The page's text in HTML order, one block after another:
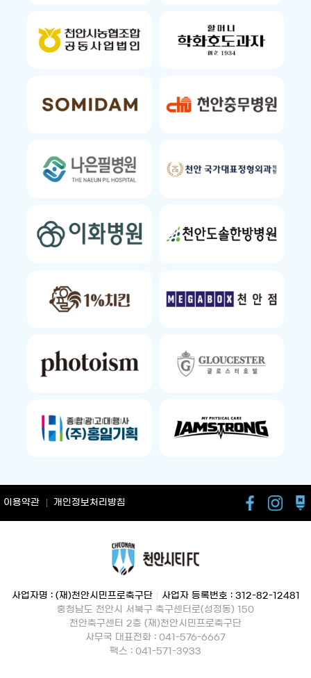
이용약관 개인정보처리방침
사업자명 : (재)천안시민프로축구단
사업자 등록번호 : 312-82-12481
충청남도 천안시 서북구 축구센터로(성정동) 150
천안축구센터 2층 (재)천안시민프로축구단
사무국 대표전화 : 041-576-6667
팩스 : 041-571-3933